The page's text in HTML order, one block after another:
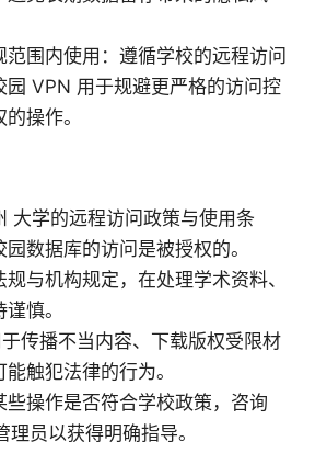
范围内使用：遵循学校的远程访问
园 VPN 用于规避更严格的访问控
操作。
大学的远程访问政策与使用条
数据库的访问是被授权的。
与机构规定，在处理学术资料、
慎。
传播不当内容、下载版权受限材
触犯法律的行为。
些操作是否符合学校政策，咨询
理员以获得明确指导。